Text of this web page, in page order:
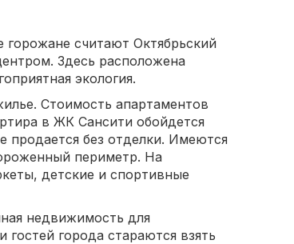
считают Октябрьский
Здесь расположена
экология.
Стоимость апартаментов
в ЖК Сансити обойдется
продается без отделки. Имеются
периметр. На
детские и спортивные
недвижимость для
города стараются взять